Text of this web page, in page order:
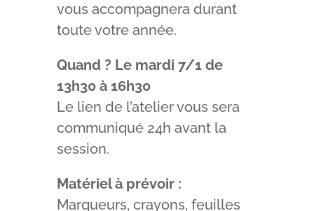
vous accompagnera durant
toute votre année.
Quand ? Le mardi 7/1 de
13h30 à 16h30
Le lien de l’atelier vous sera
communiqué 24h avant la
session.
Matériel à prévoir :
Marqueurs, crayons, feuilles